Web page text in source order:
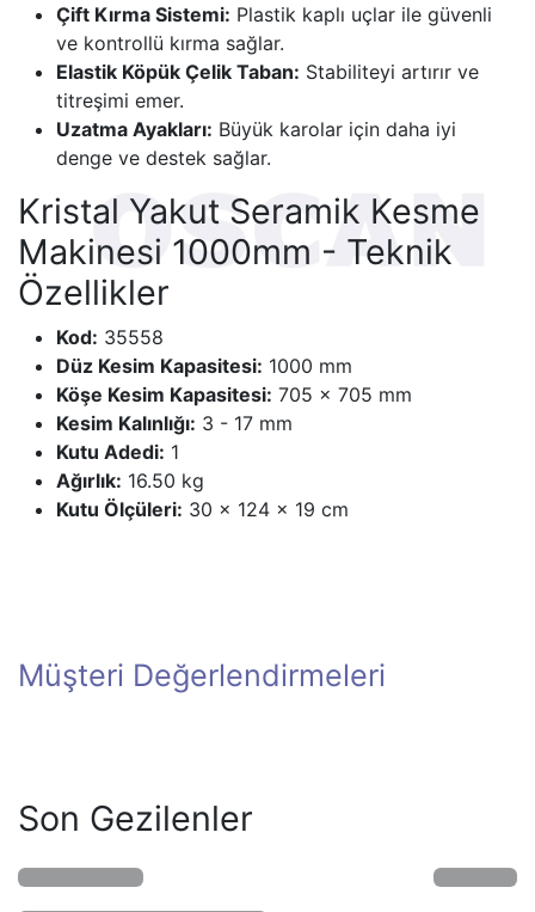
Çift Kırma Sistemi: Plastik kaplı uçlar ile güvenli
ve kontrollü kırma sağlar.
Elastik Köpük Çelik Taban: Stabiliteyi artırır ve
titreşimi emer.
Uzatma Ayakları: Büyük karolar için daha iyi
denge ve destek sağlar.
Kristal Yakut Seramik Kesme
Makinesi 1000mm - Teknik
Özellikler
Kod: 35558
Düz Kesim Kapasitesi: 1000 mm
Köşe Kesim Kapasitesi: 705 x 705 mm
Kesim Kalınlığı: 3 - 17 mm
Kutu Adedi: 1
Ağırlık: 16.50 kg
Kutu Ölçüleri: 30 x 124 x 19 cm
Müşteri Değerlendirmeleri
Son Gezilenler